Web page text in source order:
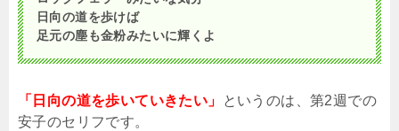
日向の道を歩けば
足元の塵も金粉みたいに輝くよ
「日向の道を歩いていきたい」 というのは、第2週での
安子のセリフです。